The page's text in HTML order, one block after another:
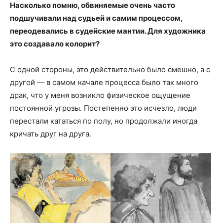
Насколько помню, обвиняемые очень часто
подшучивали над судьей и самим процессом,
переодевались в судейские мантии. Для художника
это создавало колорит?
С одной стороны, это действительно было смешно, а с
другой — в самом начале процесса было так много
драк, что у меня возникло физическое ощущение
постоянной угрозы. Постепенно это исчезло, люди
перестали кататься по полу, но продолжали иногда
кричать друг на друга.